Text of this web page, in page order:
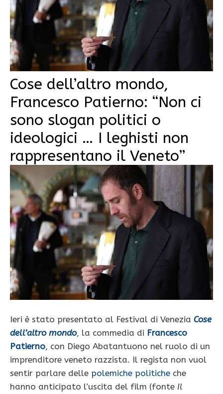
Cose dell’altro mondo,
Francesco Patierno: “Non ci
sono slogan politici o
ideologici … I leghisti non
rappresentano il Veneto”
Ieri è stato presentato al Festival di Venezia Cose
dell’altro mondo, la commedia di Francesco
Patierno, con Diego Abatantuono nel ruolo di un
imprenditore veneto razzista. Il regista non vuol
sentir parlare delle polemiche politiche che
hanno anticipato l’uscita del film (fonte Il